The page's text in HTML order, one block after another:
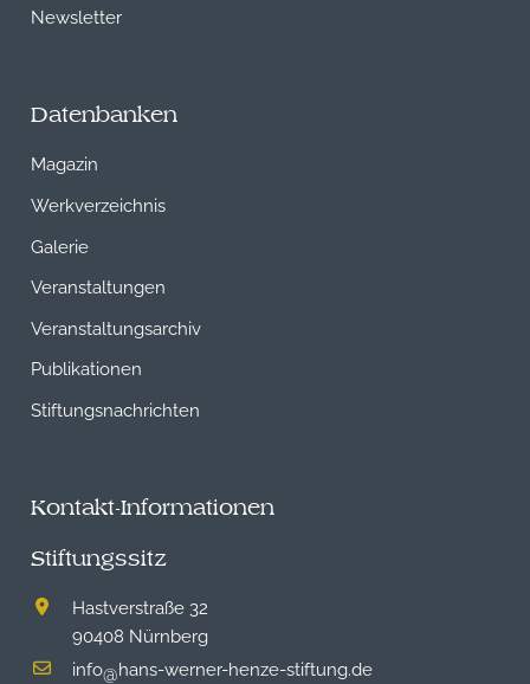
Newsletter
Datenbanken
Magazin
Werkverzeichnis
Galerie
Veranstaltungen
Veranstaltungsarchiv
Publikationen
Stiftungsnachrichten
Kontakt-Informationen
Stiftungssitz
Hastverstraße 32
90408 Nürnberg
info@hans-werner-henze-stiftung.de